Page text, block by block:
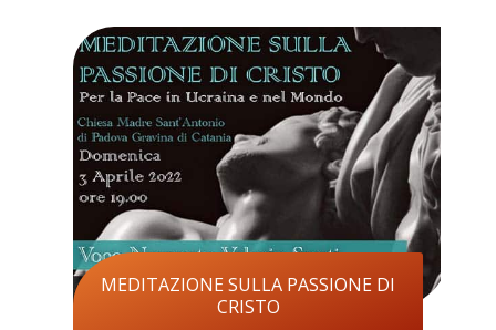
MEDITAZIONE SULLA PASSIONE DI
CRISTO